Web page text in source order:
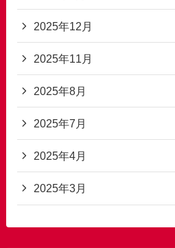
2025年12月
2025年11月
2025年8月
2025年7月
2025年4月
2025年3月